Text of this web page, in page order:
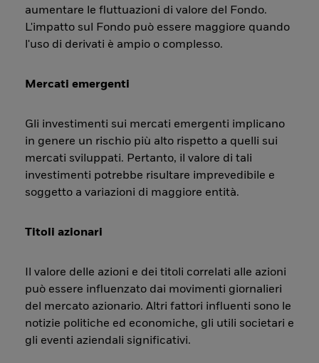
aumentare le fluttuazioni di valore del Fondo.
L'impatto sul Fondo può essere maggiore quando
l'uso di derivati è ampio o complesso.
Mercati emergenti
Gli investimenti sui mercati emergenti implicano
in genere un rischio più alto rispetto a quelli sui
mercati sviluppati. Pertanto, il valore di tali
investimenti potrebbe risultare imprevedibile e
soggetto a variazioni di maggiore entità.
Titoli azionari
Il valore delle azioni e dei titoli correlati alle azioni
può essere influenzato dai movimenti giornalieri
del mercato azionario. Altri fattori influenti sono le
notizie politiche ed economiche, gli utili societari e
gli eventi aziendali significativi.